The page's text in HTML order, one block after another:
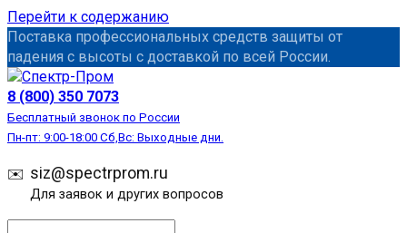
Перейти к содержанию
Поставка профессиональных средств защиты от
падения с высоты с доставкой по всей России.
8 (800) 350 7073
Бесплатный звонок по России
Пн-пт: 9:00-18:00 Сб,Вс: Выходные дни.
siz@spectrprom.ru
Для заявок и других вопросов